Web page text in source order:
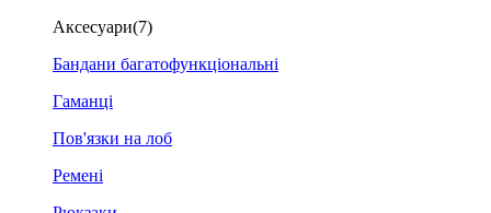
Аксесуари(7)
Бандани багатофункціональні
Гаманці
Пов'язки на лоб
Ремені